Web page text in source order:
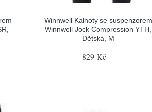
Winnwell Kalhoty se suspenzorem
Winnwell Jock Compression YTH,
Dětská, M
829 Kč